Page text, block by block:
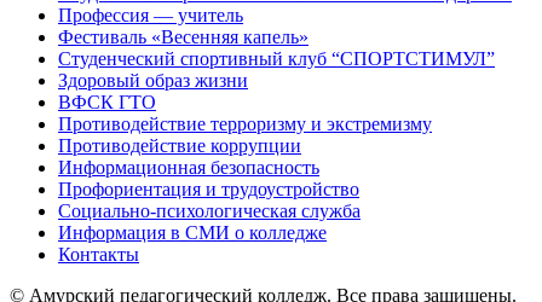
Профессия — учитель
Фестиваль «Весенняя капель»
Студенческий спортивный клуб “СПОРТСТИМУЛ”
Здоровый образ жизни
ВФСК ГТО
Противодействие терроризму и экстремизму
Противодействие коррупции
Информационная безопасность
Профориентация и трудоустройство
Социально-психологическая служба
Информация в СМИ о колледже
Контакты
© Амурский педагогический колледж. Все права защищены.